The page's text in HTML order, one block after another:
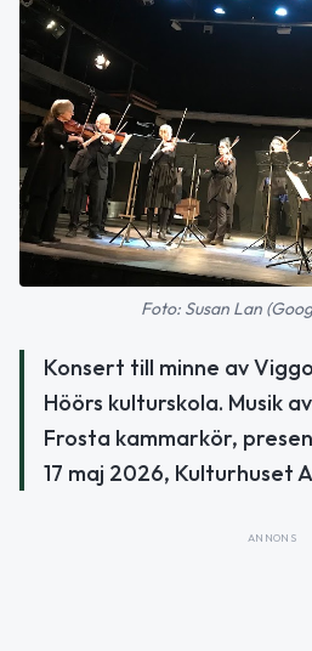
Foto: Susan Lan
Konsert till minne av
Höörs kulturskola. Musik
Frosta kammarkör,
17 maj 2026, Kulturhuset
ANNONS